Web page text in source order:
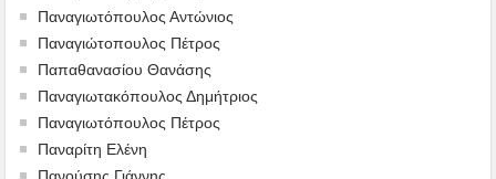
Παναγιωτόπουλος Αντώνιος
Παναγιώτοπουλος Πέτρος
Παπαθανασίου Θανάσης
Παναγιωτακόπουλος Δημήτριος
Παναγιωτόπουλος Πέτρος
Παναρίτη Ελένη
Πανούσης Γιάννης